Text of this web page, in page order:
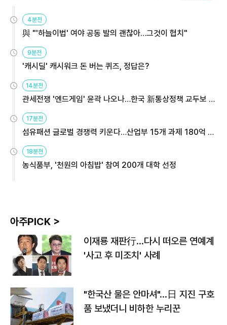
4분전
與 "'하늘이법' 여야 공동 발의 괜찮아…그것이 협치"
9분전
'캐시딜' 캐시워크 돈 버는 퀴즈, 정답은?
14분전
관세전쟁 '엔드게임' 윤곽 나오나…한국 新통상정책 교두보 활
17분전
섬유패션 글로벌 경쟁력 키운다…산업부 15개 과제 180억 지
18분전
농식품부, '천원의 아침밥' 참여 200개 대학 선정
아주PICK >
이재룡 재판行…다시 떠오른 연예계
'사고 후 미조치' 사례
"한국산 물은 안마셔"…日 지진 구호
품 보냈더니 비하한 누리꾼